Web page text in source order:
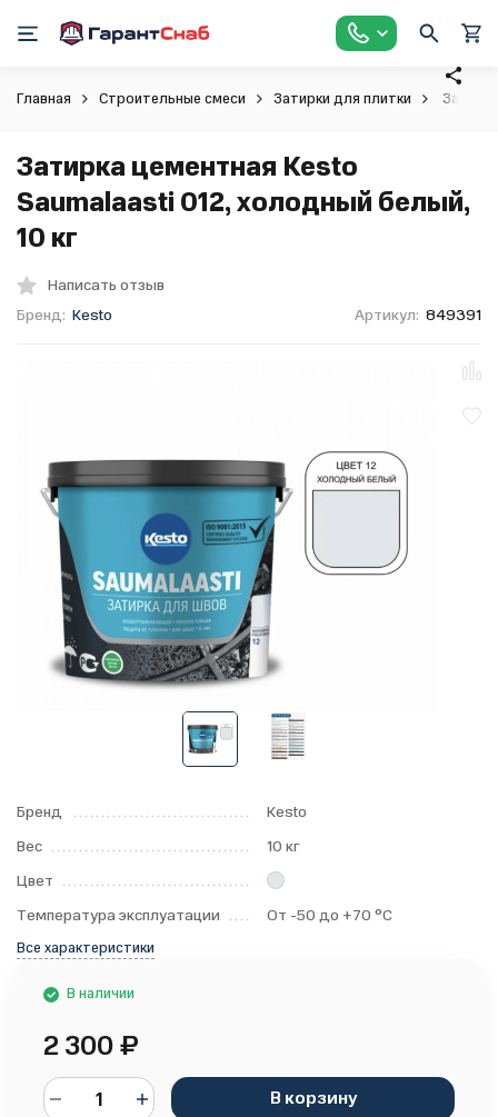
Главная Строительные смеси Затирки для плитки
Затирка цементная Kesto
Saumalaasti 012, холодный белый,
10 кг
Написать отзыв
Бренд: Kesto Артикул: 849391
Бренд
Kesto
Вес
10 кг
Цвет
Температура эксплуатации
От -50 до +70 °С
Все характеристики
В наличии
2 300₽
В корзину